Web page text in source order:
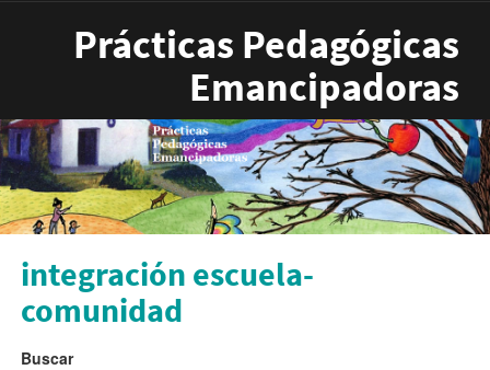
Prácticas Pedagógicas
Emancipadoras
integración escuela-
comunidad
Buscar